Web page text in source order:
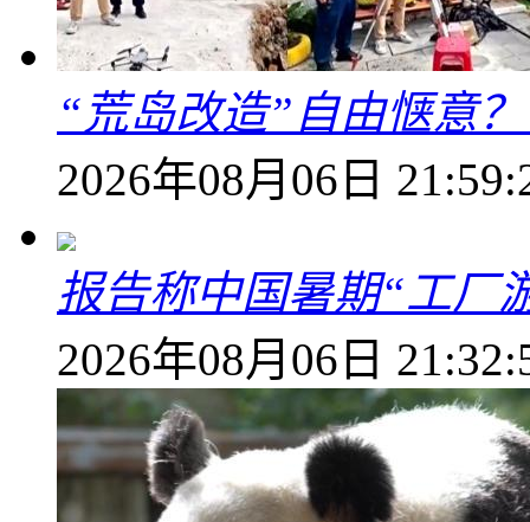
“荒岛改造”自由惬意
2026年08月06日
报告称中国暑期“工厂
2026年08月06日